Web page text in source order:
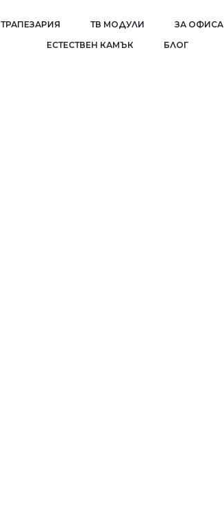
ТРАПЕЗАРИЯ ТВ МОДУЛИ ЗА ОФИСА
EСТЕСТВЕН КАМЪК
БЛОГ